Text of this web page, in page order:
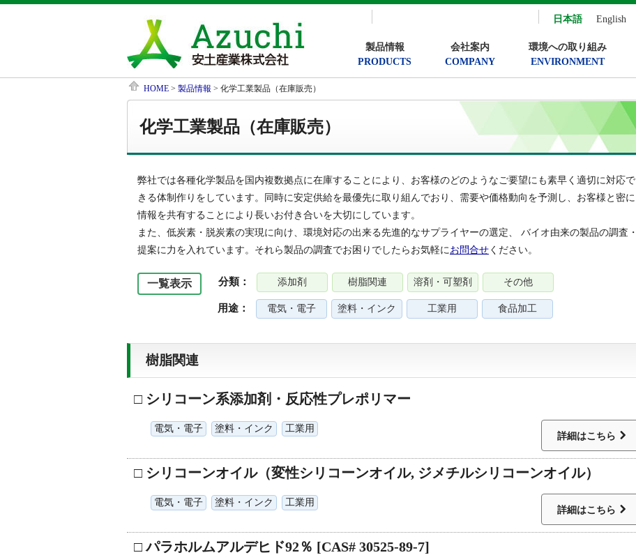
日本語 English
製品情報
PRODUCTS
会社案内
COMPANY
環境への取り組み
ENVIRONMENT
HOME > 製品情報 > 化学工業製品（在庫販売）
化学工業製品（在庫販売）
弊社では各種化学製品を国内複数拠点に在庫することにより、お客様のどのようなご要望にも素早く適切に対応で
きる体制作りをしています。同時に安定供給を最優先に取り組んでおり、需要や価格動向を予測し、お客様と密に
情報を共有することにより長いお付き合いを大切にしています。
また、低炭素・脱炭素の実現に向け、環境対応の出来る先進的なサプライヤーの選定、 バイオ由来の製品の調査・
提案に力を入れています。それら製品の調査でお困りでしたらお気軽にお問合せ ください。
一覧表示 分類： 添加剤 樹脂関連 溶剤・可塑剤 その他
用途： 電気・電子 塗料・インク 工業用 食品加工
樹脂関連
□ シリコーン系添加剤・反応性プレポリマー
電気・電子 塗料・インク 工業用
詳細はこちら
□ シリコーンオイル（変性シリコーンオイル, ジメチルシリコーンオイル）
電気・電子 塗料・インク 工業用
詳細はこちら
□ パラホルムアルデヒド92％ [CAS# 30525-89-7]